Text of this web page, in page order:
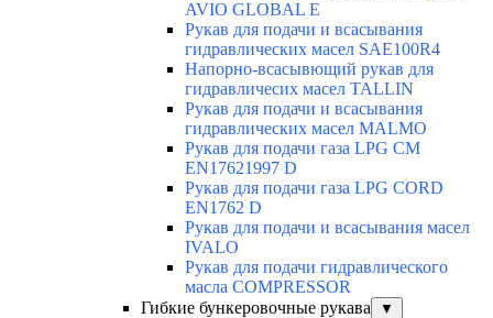
AVIO GLOBAL E
Рукав для подачи и всасывания
гидравлических масел SAE100R4
Напорно-всасывющий рукав для
гидравличесих масел TALLIN
Рукав для подачи и всасывания
гидравлических масел MALMO
Рукав для подачи газа LPG CM
EN17621997 D
Рукав для подачи газа LPG CORD
EN1762 D
Рукав для подачи и всасывания масел
IVALO
Рукав для подачи гидравлического
масла COMPRESSOR
Гибкие бункеровочные рукава
▼